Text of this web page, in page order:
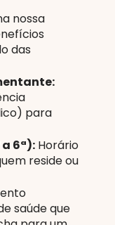
nossa
das
para
6ª):Horário
reside ou
saúde que